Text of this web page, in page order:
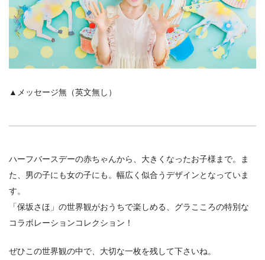
▲メッセージ無（英文無し）
ハーフバースデーの赤ちゃんから、大きくなったお子様まで。ま
た、男の子にも女の子にも。幅広く似合うデザインとなっていま
す。
「保坂さほ」の世界観がおうちで楽しめる、グラこころの特別な
コラボレーションコレクション！
ぜひこの世界観の中で、大切な一枚を残して下さいね。